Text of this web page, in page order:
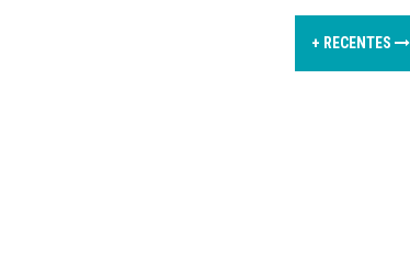
+ RECENTES